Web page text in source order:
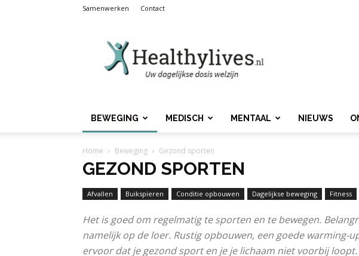
Samenwerken Contact
BEWEGING MEDISCH MENTAAL NIEUWS
Home Beweging Gezond sporten
GEZOND SPORTEN
Afvallen Buikspieren Conditie opbouwen Dagelijkse beweging Fitness
Het is goed om regelmatig te sporten en te bewegen.
namelijk op de loer. Rustig opbouwen, een goede warming-
ervoor dat je gezond sport en je je lichaam niet voorbij loopt.